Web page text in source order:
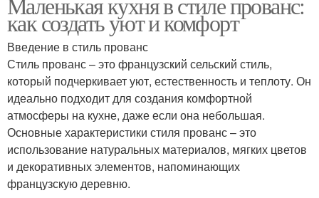
как создать уют и комфорт
Введение в стиль прованс
Стиль прованс – это французский сельский стиль,
который подчеркивает уют, естественность и теплоту. Он
идеально подходит для создания комфортной
атмосферы на кухне, даже если она небольшая.
Основные характеристики стиля прованс – это
использование натуральных материалов, мягких цветов
и декоративных элементов, напоминающих
французскую деревню.